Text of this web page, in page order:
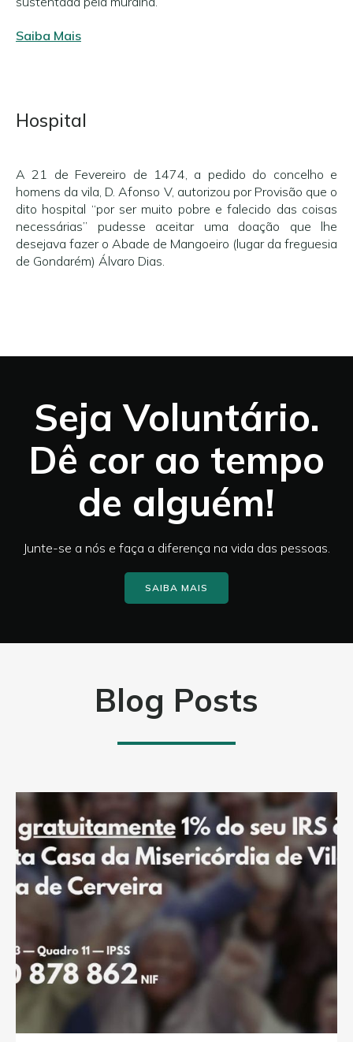
Saiba Mais
Hospital
A 21 de Fevereiro de 1474, a pedido do concelho e
homens da vila, D. Afonso V, autorizou por Provisão que o
dito hospital “por ser muito pobre e falecido das coisas
necessárias” pudesse aceitar uma doação que lhe
desejava fazer o Abade de Mangoeiro (lugar da freguesia
de Gondarém) Álvaro Dias.
Seja Voluntário.
Dê cor ao tempo
de alguém!
Junte-se a nós e faça a diferença na vida das pessoas.
SAIBA MAIS
Blog Posts